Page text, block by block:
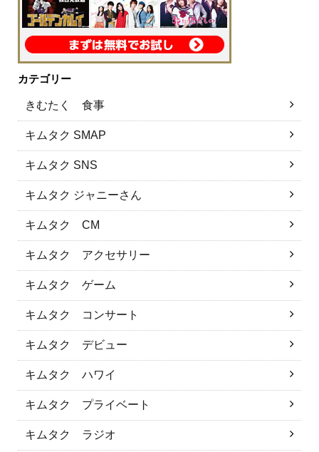
カテゴリー
きむたく 食事
キムタク SMAP
キムタク SNS
キムタク ジャニーさん
キムタク CM
キムタク アクセサリー
キムタク ゲーム
キムタク コンサート
キムタク デビュー
キムタク ハワイ
キムタク プライベート
キムタク ラジオ